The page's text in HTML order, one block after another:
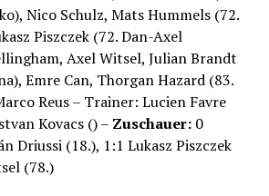
Nico Schulz, Mats Hummels (72.
Piszczek (72. Dan-Axel
Axel Witsel, Julian Brandt
Emre Can, Thorgan Hazard (83.
Reus – Trainer: Lucien Favre
Kovacs () – Zuschauer: 0
Driussi (18.), 1:1 Lukasz Piszczek
(78.)